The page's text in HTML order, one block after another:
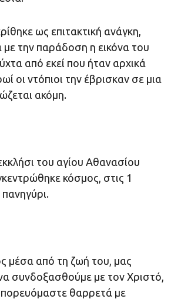
ως επιτακτική ανάγκη,
την παράδοση η εικόνα του
από εκεί που ήταν αρχικά
οι ντόπιοι την έβρισκαν σε μια
ακόμη.
του αγίου Αθανασίου
κόσμος, στις 1
μέσα από τη ζωή του, μας
συνδοξασθούμε με τον Χριστό,
θαρρετά με